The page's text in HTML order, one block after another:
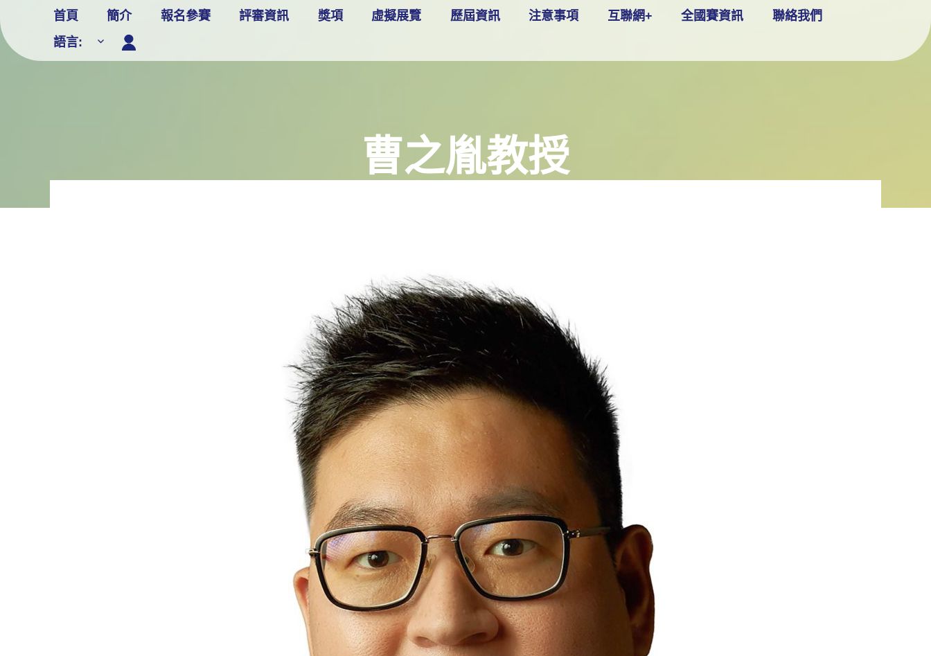
content
首頁 簡介 報名參賽 評審資訊 獎項 虛擬展覽 歷屆資訊 注意事項 互聯網+ 全國賽資訊
聯絡我們
語言:
曹之胤教授